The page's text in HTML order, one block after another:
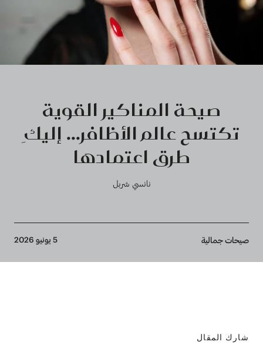
صيحة المناكير القوية
تكتسح عالم الأظافر... إليكِ
طرق اعتمادها
نانسي شربل
Breadcrumb
صيحات جمالية 5 يونيو 2026
شارك المقال